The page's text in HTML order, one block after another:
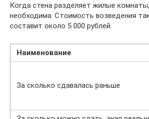
Когда стена разделяет жилые
необходима. Стоимость возведения
составит около 5 000 рублей.
Наименование
За сколько сдавалась раньше